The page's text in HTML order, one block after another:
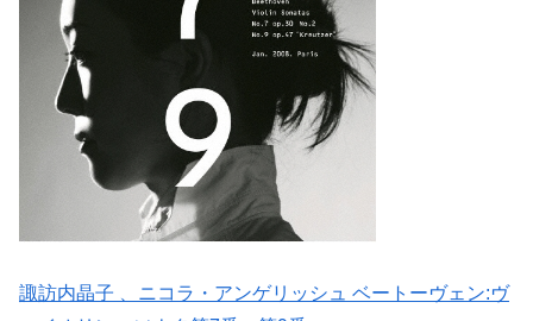
諏訪内晶子 、ニコラ・アンゲリッシュ ベートーヴェン:ヴ